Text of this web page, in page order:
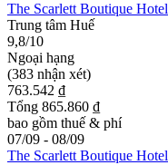
The Scarlett Boutique Hotel
Trung tâm Huế
9,8/10
Ngoại hạng
(383 nhận xét)
763.542 ₫
Tổng 865.860 ₫
bao gồm thuế & phí
07/09 - 08/09
The Scarlett Boutique Hotel